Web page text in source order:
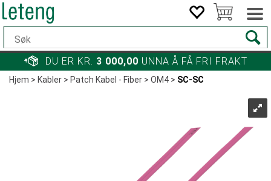
DU ER KR. 3 000,00 UNNA Å FÅ FRI FRAKT
Hjem>Kabler>Patch Kabel - Fiber>OM4>SC-SC